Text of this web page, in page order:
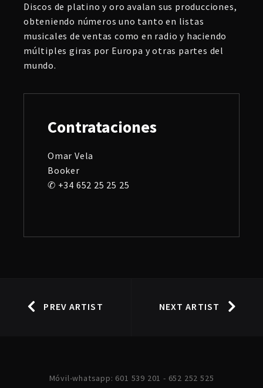
Discos de platino y oro avalan sus producciones,
obteniendo números uno tanto en listas
musicales de ventas como en radio y haciendo
múltiples giras por Europa y otras partes del
mundo.
Contrataciones
Omar Vela
Booker
✆ +34 652 25 25 25
PREV ARTIST NEXT ARTIST
Móvil-whatsapp: 601 539 201 - 652 252 525